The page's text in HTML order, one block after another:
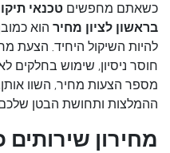
כשאתם מחפשים טכנאי
בראשון לציון מחיר הוא
להיות השיקול היחיד. הצעת
חוסר ניסיון, שימוש בחלקים
מספר הצעות מחיר, השוו
ההמלצות ותחושת הבטן שלכם
מחירון שירותים